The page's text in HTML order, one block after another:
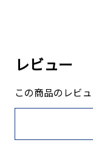
レビュー
この商品のレビ